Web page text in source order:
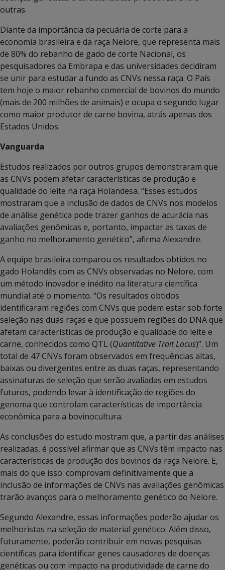
outras.
Diante da importância da pecuária de corte para a
economia brasileira e da raça Nelore, que representa mais
de 80% do rebanho de gado de corte Nacional, os
pesquisadores da Embrapa e das universidades decidiram
se unir para estudar a fundo as CNVs nessa raça. O País
tem hoje o maior rebanho comercial de bovinos do mundo
(mais de 200 milhões de animais) e ocupa o segundo lugar
como maior produtor de carne bovina, atrás apenas dos
Estados Unidos.
Vanguarda
Estudos realizados por outros grupos demonstraram que
as CNVs podem afetar características de produção e
qualidade do leite na raça Holandesa. “Esses estudos
mostraram que a inclusão de dados de CNVs nos modelos
de análise genética pode trazer ganhos de acurácia nas
avaliações genômicas e, portanto, impactar as taxas de
ganho no melhoramento genético”, afirma Alexandre.
A equipe brasileira comparou os resultados obtidos no
gado Holandês com as CNVs observadas no Nelore, com
um método inovador e inédito na literatura científica
mundial até o momento. “Os resultados obtidos
identificaram regiões com CNVs que podem estar sob forte
seleção nas duas raças e que possuem regiões do DNA que
afetam características de produção e qualidade do leite e
carne, conhecidos como QTL (Quantitative Trait Locus)”. Um
total de 47 CNVs foram observados em frequências altas,
baixas ou divergentes entre as duas raças, representando
assinaturas de seleção que serão avaliadas em estudos
futuros, podendo levar à identificação de regiões do
genoma que controlam características de importância
econômica para a bovinocultura.
As conclusões do estudo mostram que, a partir das análises
realizadas, é possível afirmar que as CNVs têm impacto nas
características de produção dos bovinos da raça Nelore. E,
mais do que isso: comprovam definitivamente que a
inclusão de informações de CNVs nas avaliações genômicas
trarão avanços para o melhoramento genético do Nelore.
Segundo Alexandre, essas informações poderão ajudar os
melhoristas na seleção de material genético. Além disso,
futuramente, poderão contribuir em novas pesquisas
científicas para identificar genes causadores de doenças
genéticas ou com impacto na produtividade de carne do